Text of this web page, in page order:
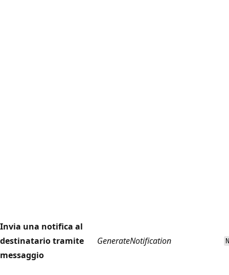
Invia una notifica al
destinatario tramite
messaggio
GenerateNotification